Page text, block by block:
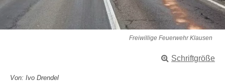
Freiwillige Feuerwehr Klausen
Schriftgröße
Von: Ivo Drendel